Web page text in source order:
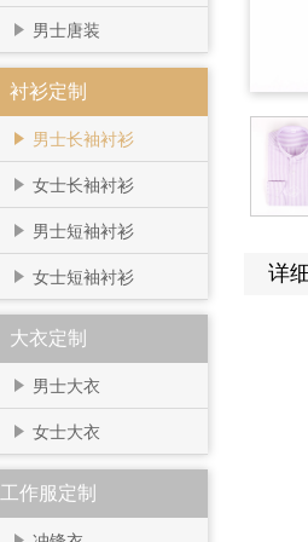
男士唐装
衬衫定制
男士长袖衬衫
女士长袖衬衫
男士短袖衬衫
女士短袖衬衫
大衣定制
男士大衣
女士大衣
工作服定制
详